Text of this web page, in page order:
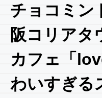
チョコミン
阪コリアタ
カフェ「
わいすぎる